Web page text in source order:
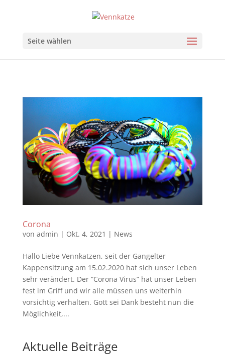
Seite wählen
Corona
von admin | Okt. 4, 2021 | News
Hallo Liebe Vennkatzen, seit der Gangelter
Kappensitzung am 15.02.2020 hat sich unser Leben
sehr verändert. Der “Corona Virus” hat unser Leben
fest im Griff und wir alle müssen uns weiterhin
vorsichtig verhalten. Gott sei Dank besteht nun die
Möglichkeit,...
Aktuelle Beiträge